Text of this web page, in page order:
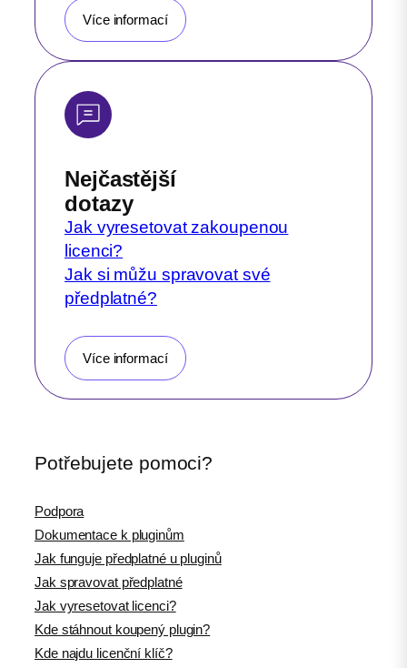
Více informací
Nejčastější
dotazy
Jak vyresetovat zakoupenou
licenci?
Jak si můžu spravovat své
předplatné?
Více informací
Potřebujete pomoci?
Podpora
Dokumentace k pluginům
Jak funguje předplatné u pluginů
Jak spravovat předplatné
Jak vyresetovat licenci?
Kde stáhnout koupený plugin?
Kde najdu licenční klíč?